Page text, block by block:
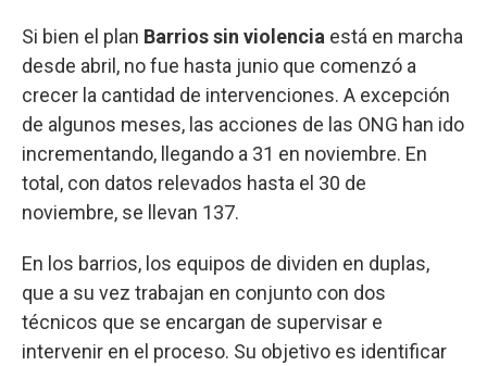
Si bien el plan Barrios sin violencia está en marcha
desde abril, no fue hasta junio que comenzó a
crecer la cantidad de intervenciones. A excepción
de algunos meses, las acciones de las ONG han ido
incrementando, llegando a 31 en noviembre. En
total, con datos relevados hasta el 30 de
noviembre, se llevan 137.
En los barrios, los equipos de dividen en duplas,
que a su vez trabajan en conjunto con dos
técnicos que se encargan de supervisar e
intervenir en el proceso. Su objetivo es identificar